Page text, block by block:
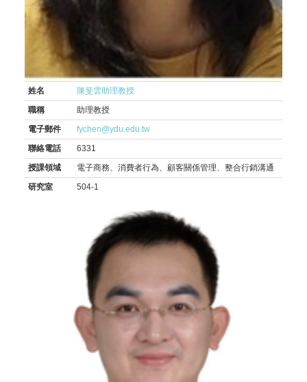
姓名
陳斐雲助理教授
職稱
助理教授
電子郵件
fychen@ydu.edu.tw
聯絡電話
6331
授課領域
電子商務、消費者行為、顧客關係管理、整合行銷溝通
研究室
504-1